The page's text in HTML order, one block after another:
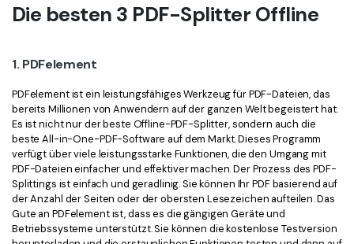
Die besten 3 PDF-Splitter Offline
1. PDFelement
PDFelement ist ein leistungsfähiges Werkzeug für PDF-Dateien, das
bereits Millionen von Anwendern auf der ganzen Welt begeistert hat.
Es ist nicht nur der beste Offline-PDF-Splitter, sondern auch die
beste All-in-One-PDF-Software auf dem Markt. Dieses Programm
verfügt über viele leistungsstarke Funktionen, die den Umgang mit
PDF-Dateien einfacher und effektiver machen. Der Prozess des PDF-
Splittings ist einfach und geradlinig. Sie können Ihr PDF basierend auf
der Anzahl der Seiten oder der obersten Lesezeichen aufteilen. Das
Gute an PDFelement ist, dass es die gängigen Geräte und
Betriebssysteme unterstützt. Sie können die kostenlose Testversion